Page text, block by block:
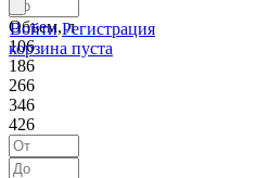
Войти Регистрация
корзина пуста
Объем, л
106
186
266
346
426